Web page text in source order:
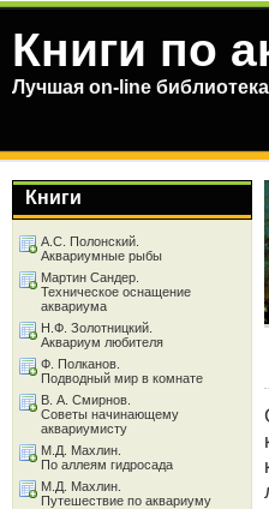
Книги по
Лучшая on-line
Книги
А.С. Полонский.
Аквариумные рыбы
Мартин Сандер.
Техническое оснащение
аквариума
Н.Ф. Золотницкий.
Аквариум любителя
Ф. Полканов.
Подводный мир в комнате
В. А. Смирнов.
Советы начинающему
аквариумисту
М.Д. Махлин.
По аллеям гидросада
М.Д. Махлин.
Путешествие по аквариуму